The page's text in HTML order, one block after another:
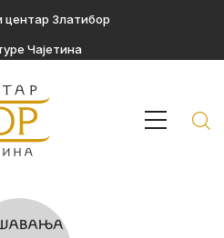
центар Златибор
Чајетина